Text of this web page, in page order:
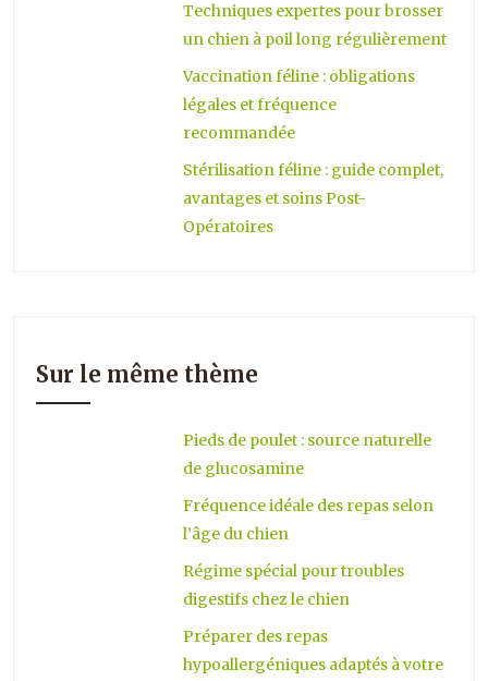
Techniques expertes pour brosser
un chien à poil long régulièrement
Vaccination féline : obligations
légales et fréquence
recommandée
Stérilisation féline : guide complet,
avantages et soins Post-
Opératoires
Sur le même thème
Pieds de poulet : source naturelle
de glucosamine
Fréquence idéale des repas selon
l’âge du chien
Régime spécial pour troubles
digestifs chez le chien
Préparer des repas
hypoallergéniques adaptés à votre